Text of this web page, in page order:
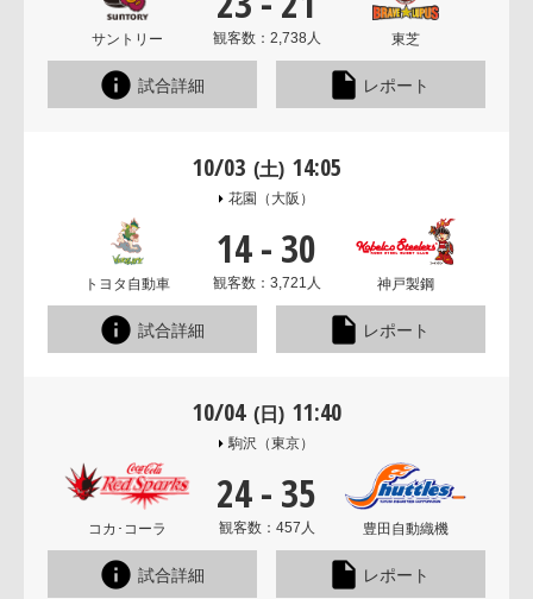
サントリー 観客数：2,738人 東芝
試合詳細 レポート
10/03 (土) 14:05
花園 （大阪）
トヨタ自動車
14- 30
観客数：3,721人 神戸製鋼
試合詳細 レポート
10/04 (日) 11:40
駒沢 （東京）
コカ･コーラ
24- 35
観客数：457人 豊田自動織機
試合詳細 レポート